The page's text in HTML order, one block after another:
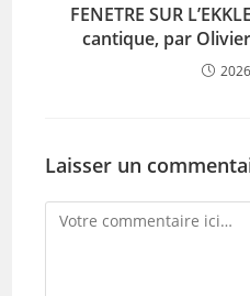
FENETRE SUR
cantique, par
Laisser un
Comment